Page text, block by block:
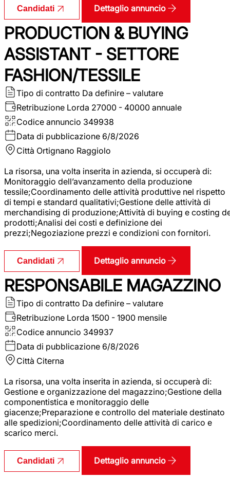
Candidati Dettaglio annuncio
PRODUCTION & BUYING
ASSISTANT - SETTORE
FASHION/TESSILE
Tipo di contratto Da definire – valutare
Retribuzione Lorda 27000 - 40000 annuale
Codice annuncio 349938
Data di pubblicazione 6/8/2026
Città Ortignano Raggiolo
La risorsa, una volta inserita in azienda, si occuperà di:
Monitoraggio dell’avanzamento della produzione
tessile;Coordinamento delle attività produttive nel rispetto
di tempi e standard qualitativi;Gestione delle attività di
merchandising di produzione;Attività di buying e costing
prodotti;Analisi dei costi e definizione dei
prezzi;Negoziazione prezzi e condizioni con fornitori.
Candidati Dettaglio annuncio
RESPONSABILE MAGAZZINO
Tipo di contratto Da definire – valutare
Retribuzione Lorda 1500 - 1900 mensile
Codice annuncio 349937
Data di pubblicazione 6/8/2026
Città Citerna
La risorsa, una volta inserita in azienda, si occuperà di:
Gestione e organizzazione del magazzino;Gestione della
componentistica e monitoraggio delle
giacenze;Preparazione e controllo del materiale destinato
alle spedizioni;Coordinamento delle attività di carico e
scarico merci.
Candidati Dettaglio annuncio